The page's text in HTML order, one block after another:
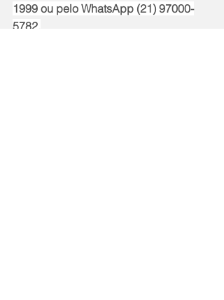
1999 ou pelo WhatsApp (21) 97000-
5782.